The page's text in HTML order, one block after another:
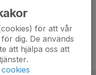
för att vår
dig. De används
att hjälpa oss att